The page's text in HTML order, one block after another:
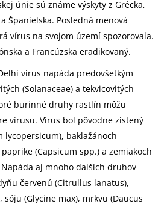
únie sú známe výskyty z Grécka,
Španielska. Posledná menová
vírus na svojom území spozorovala.
a Francúzska eradikovaný.
virus napáda predovšetkým
(Solanaceae) a tekvicovitých
burinné druhy rastlín môžu
vírusu. Vírus bol pôvodne zistený
lycopersicum), baklažánoch
(Capsicum spp.) a zemiakoch
aj mnoho ďalších druhov
červenú (Citrullus lanatus),
(Glycine max), mrkvu (Daucus